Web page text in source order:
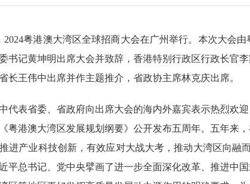
粤港澳大湾区全球招商大会在广州举行。本次大会
书记黄坤明出席大会并致辞，香港特别行政区行政长官
长王伟中出席并作主题推介，省政协主席林克庆出席。
表省委、省政府向出席大会的海内外嘉宾表示热烈欢
粤港澳大湾区发展规划纲要》公开发布五周年。五年来
进产业科技创新，有效应对大战大考，推动大湾区向
平总书记、党中央擘画了进一步全面深化改革、推进中